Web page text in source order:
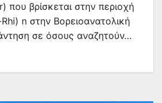
που βρίσκεται στην περιοχή
n στην Βορειοανατολική
σε όσους αναζητούν…